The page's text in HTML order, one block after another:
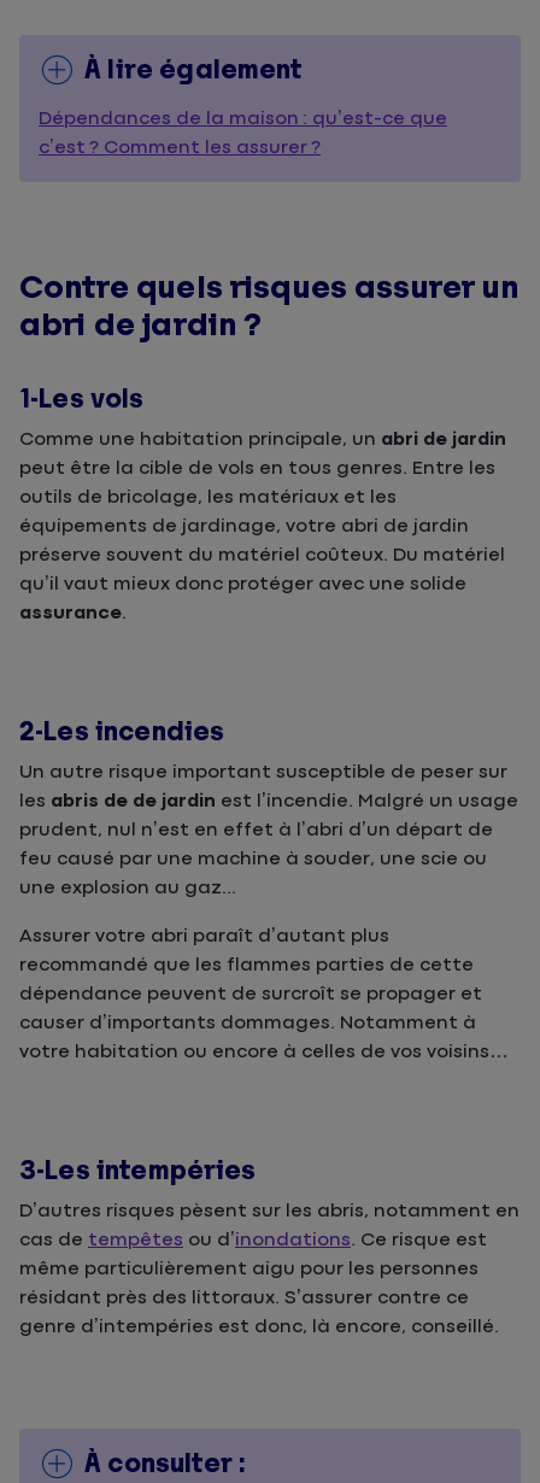
À lire également
Dépendances de la maison : qu’est-ce que
c’est ? Comment les assurer ?
Contre quels risques assurer un
abri de jardin ?
1-Les vols
Comme une habitation principale, un abri de jardin
peut être la cible de vols en tous genres. Entre les
outils de bricolage, les matériaux et les
équipements de jardinage, votre abri de jardin
préserve souvent du matériel coûteux. Du matériel
qu’il vaut mieux donc protéger avec une solide
assurance.
2-Les incendies
Un autre risque important susceptible de peser sur
les abris de de jardin est l’incendie. Malgré un usage
prudent, nul n’est en effet à l’abri d’un départ de
feu causé par une machine à souder, une scie ou
une explosion au gaz...
Assurer votre abri paraît d’autant plus
recommandé que les flammes parties de cette
dépendance peuvent de surcroît se propager et
causer d’importants dommages. Notamment à
votre habitation ou encore à celles de vos voisins…
3-Les intempéries
D’autres risques pèsent sur les abris, notamment en
cas de tempêtes ou d’inondations. Ce risque est
même particulièrement aigu pour les personnes
résidant près des littoraux. S’assurer contre ce
genre d’intempéries est donc, là encore, conseillé.
À consulter :